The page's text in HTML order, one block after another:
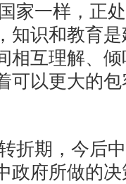
家一样，正
知识和教育
相互理解、
可以更大的
折期，今后
政府所做的